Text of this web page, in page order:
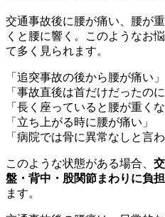
交通事故後に腰が痛い、腰が
くと腰に響く。このようなお
て多く見られます。
「追突事故の後から腰が痛い」
「事故直後は首だけだったの
「長く座っていると腰が重くな
「立ち上がる時に腰が痛い」
「病院では骨に異常なしと言
このような状態がある場合、
盤・背中・股関節まわりに負
ます。